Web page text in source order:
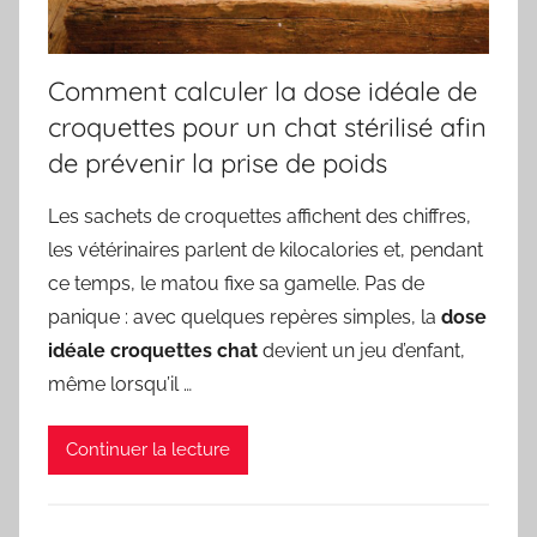
Comment calculer la dose idéale de
croquettes pour un chat stérilisé afin
de prévenir la prise de poids
Les sachets de croquettes affichent des chiffres,
les vétérinaires parlent de kilocalories et, pendant
ce temps, le matou fixe sa gamelle. Pas de
panique : avec quelques repères simples, la dose
idéale croquettes chat devient un jeu d’enfant,
même lorsqu’il …
Continuer la lecture